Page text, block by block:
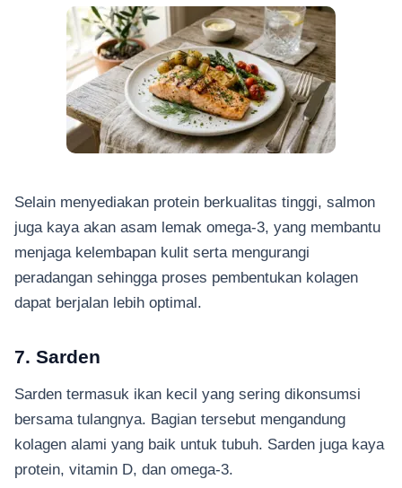
Selain menyediakan protein berkualitas tinggi, salmon
juga kaya akan asam lemak omega-3, yang membantu
menjaga kelembapan kulit serta mengurangi
peradangan sehingga proses pembentukan kolagen
dapat berjalan lebih optimal.
7. Sarden
Sarden termasuk ikan kecil yang sering dikonsumsi
bersama tulangnya. Bagian tersebut mengandung
kolagen alami yang baik untuk tubuh. Sarden juga kaya
protein, vitamin D, dan omega-3.